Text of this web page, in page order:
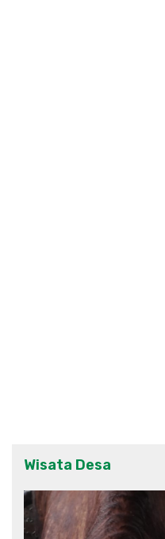
Wisata Desa